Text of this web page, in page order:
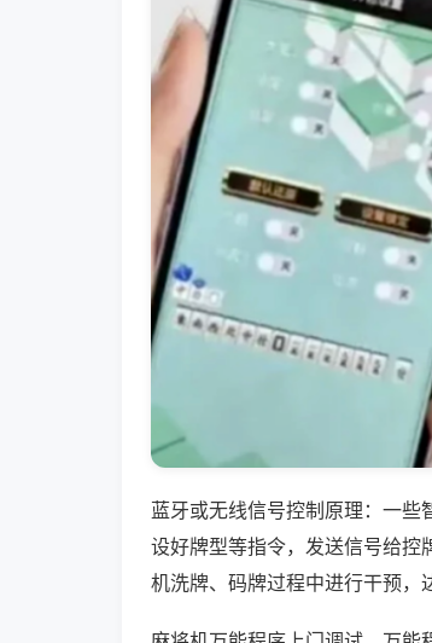
蓝牙或无线信号控制原理：一
设好牌型等指令，发送信号给控
机洗牌、码牌过程中进行干预，